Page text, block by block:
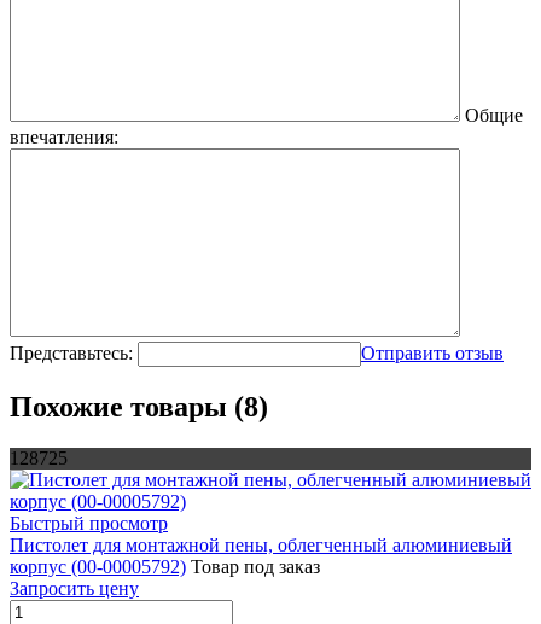
Общие
впечатления:
Представьтесь: Отправить отзыв
Похожие товары (8)
128725
Быстрый просмотр
Пистолет для монтажной пены, облегченный алюминиевый
корпус (00-00005792) Товар под заказ
Запросить цену